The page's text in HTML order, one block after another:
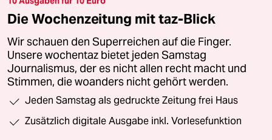
Die Wochenzeitung mit taz-Blick
Wir schauen den Superreichen auf die Finger.
Unsere wochentaz bietet jeden Samstag
Journalismus, der es nicht allen recht macht und
Stimmen, die woanders nicht gehört werden.
Jeden Samstag als gedruckte Zeitung frei Haus
Zusätzlich digitale Ausgabe inkl. Vorlesefunktion